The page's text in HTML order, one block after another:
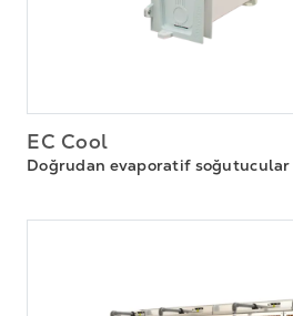
EC Cool
Doğrudan evaporatif